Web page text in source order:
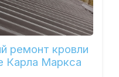
ремонт кровли
Карла Маркса